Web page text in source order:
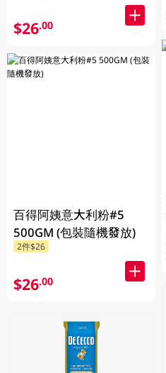
$26.00
百得阿姨意大利粉#5
500GM (包裝隨機發放)
2件$26
$26.00